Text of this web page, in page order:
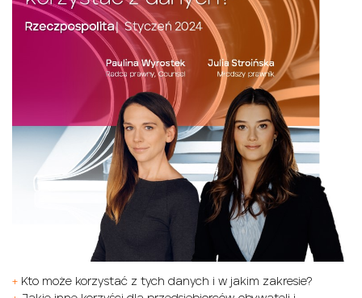
+ Kto może korzystać z tych danych i w jakim zakresie?